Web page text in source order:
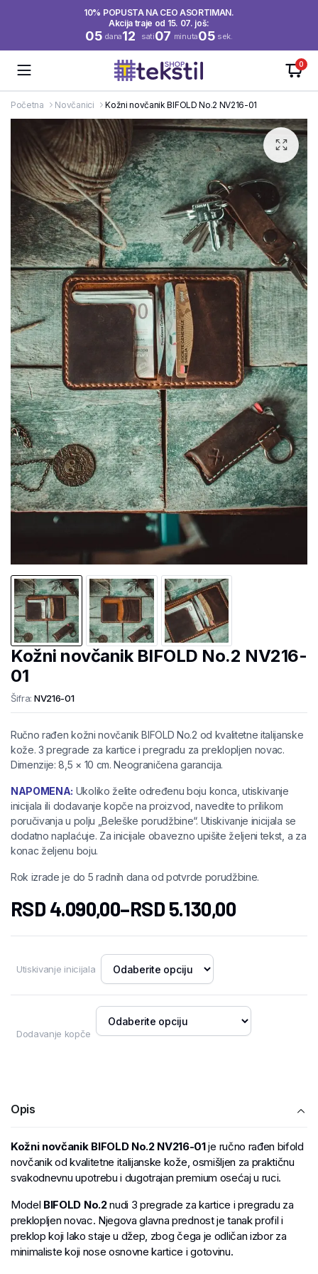
10% POPUSTA NA CEO ASORTIMAN.
Akcija traje od 15. 07. još:
05 dana12 sati07 minuta04 sek.
0
Početna Novčanici Kožni novčanik BIFOLD No.2 NV216-01
Kožni novčanik BIFOLD No.2 NV216-
01
Šifra: NV216-01
Ručno rađen kožni novčanik BIFOLD No.2 od kvalitetne italijanske
kože. 3 pregrade za kartice i pregradu za preklopljen novac.
Dimenzije: 8,5 × 10 cm. Neograničena garancija.
NAPOMENA: Ukoliko želite određenu boju konca, utiskivanje
inicijala ili dodavanje kopče na proizvod, navedite to prilikom
poručivanja u polju „Beleške porudžbine“. Utiskivanje inicijala se
dodatno naplaćuje. Za inicijale obavezno upišite željeni tekst, a za
konac željenu boju.
Rok izrade je do 5 radnih dana od potvrde porudžbine.
RSD 4.090,00–RSD 5.130,00
Utiskivanje inicijala
Dodavanje kopče
Opis
Kožni novčanik BIFOLD No.2 NV216-01je ručno rađen bifold
novčanik od kvalitetne italijanske kože, osmišljen za praktičnu
svakodnevnu upotrebu i dugotrajan premium osećaj u ruci.
Model BIFOLD No.2nudi 3 pregrade za kartice i pregradu za
preklopljen novac. Njegova glavna prednost je tanak profil i
preklop koji lako staje u džep, zbog čega je odličan izbor za
minimaliste koji nose osnovne kartice i gotovinu.